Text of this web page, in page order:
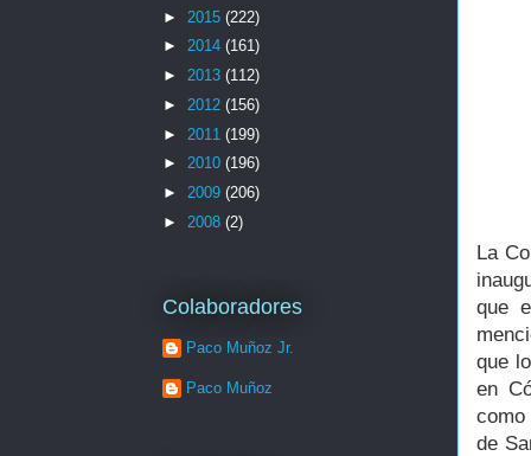
La
que
que
en
como
de
► 2015 (222)
► 2014 (161)
► 2013 (112)
► 2012 (156)
► 2011 (199)
► 2010 (196)
► 2009 (206)
► 2008 (2)
Colaboradores
Paco Muñoz Jr.
Paco Muñoz